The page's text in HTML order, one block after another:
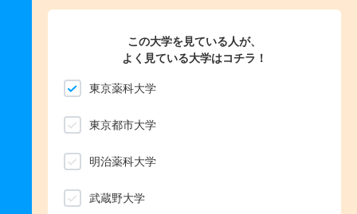
この大学を見ている人が、
よく見ている大学はコチラ！
東京薬科大学
東京都市大学
明治薬科大学
武蔵野大学